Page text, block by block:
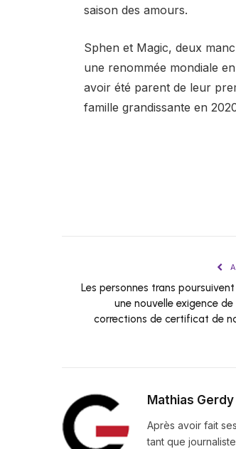
saison des amours.
Sphen et Magic, deux
une renommée mondiale
avoir été parent de leur
famille grandissante en
Les personnes trans
une nouvelle exigence
corrections de certificat de
Mathias Gerdy
Après avoir fait
tant que